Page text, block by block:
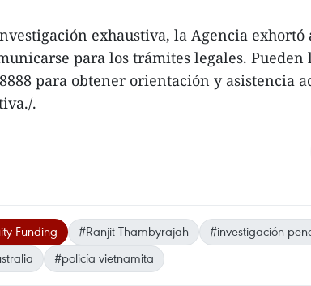
exhaustiva, la Agencia exhortó
para los trámites legales.
para obtener orientación y asistencia
.
Funding #Ranjit Thambyrajah
#investigación
#policía vietnamita